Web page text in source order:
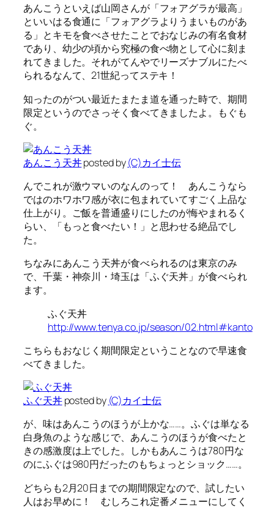
あんこうといえば山岡さんが「フォアグラが最高」
といいはる食通に「フォアグラよりうまいものがあ
る」とキモを食べさせたことでおなじみの有名食材
であり、幼少の頃から究極の食べ物として心に刻ま
れてきました。それがてんやでリーズナブルにたべ
られるなんて、21世紀ってステキ！
知ったのがつい最近たまたま道を通った時で、期間
限定というのでさっそく食べてきましたよ。もぐも
ぐ。
あんこう天丼posted by(C)カイ士伝
んでこれが激ウマいのなんのって！ あんこうなら
ではのホワホワ感が衣に包まれていてすごく上品な
仕上がり。ご飯を普通盛りにしたのが悔やまれるく
らい、「もっと食べたい！」と思わせる絶品でし
た。
ちなみにあんこう天丼が食べられるのは東京のみ
で、千葉・神奈川・埼玉は「ふぐ天丼」が食べられ
ます。
ふぐ天丼
http://www.tenya.co.jp/season/02.html#kanto
こちらもおなじく期間限定ということなので早速食
べてきました。
ふぐ天丼posted by (C)カイ士伝
が、味はあんこうのほうが上かな……。ふぐは単なる
白身魚のような感じで、あんこうのほうが食べたと
きの感激度は上でした。しかもあんこうは780円な
のにふぐは980円だったのもちょっとショック……。
どちらも2月20日までの期間限定なので、試したい
人はお早めに！ むしろこれ定番メニューにしてく